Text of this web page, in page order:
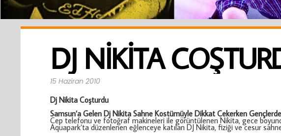
DJ NIKITA
15 Haziran 2010
Dj Nikita Coşturdu
Samsun’a Gelen Dj Nikita Sahne Kostümüyle Dikkat Çekerken
Cep telefonu ve fotoğraf makineleri ile görüntülenen Nikita, gece
Aquapark’ta düzenlenen eğlenceye katılan DJ Nikita, fiziği ve cesur